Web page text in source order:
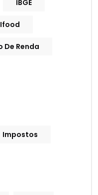
IBGE
Ifood
De Renda
Impostos